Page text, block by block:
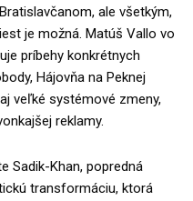
ale všetkým,
je možná. Matúš Vallo vo
príbehy konkrétnych
Hájovňa na Peknej
veľké systémové zmeny,
reklamy.
Sadik-Khan, popredná
transformáciu, ktorá